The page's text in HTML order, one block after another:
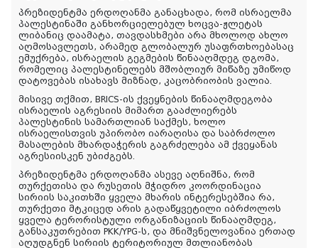
პრეზიდენტმა ერდოღანმა განაცხადა, რომ ისრაელმა
პალესტინაში განხორციელებულ ხოცვა-ჟლეტას
ლიბანიც დაამატა, თავდასხმები არა მხოლოდ ახლო
აღმოსავლეთს, არამედ გლობალურ უსაფრთხოებასაც
ემუქრება, ისრაელის გეგმების წინააღმდეგ დგომა,
რომელიც პალესტინელებს მშობლიურ მიწაზე უმიწოდ
დატოვებას ისახავს მიზნად, კაცობრიობის ვალია.
მისივე თქმით, BRICS-ის ქვეყნების წინააღმდეგობა
ისრაელის აგრესიის მიმართ გააძლიერებს
პალესტინის სამართლიან საქმეს, ხოლო
ისრაელისთვის უპირობო იარაღისა და საბრძოლო
მასალების მხარდაჭერის გაგრძელება ამ ქვეყანას
აგრესიისკენ უბიძგებს.
პრეზიდენტმა ერდოღანმა ასევე აღნიშნა, რომ
თურქეთისა და რუსეთის მჭიდრო კოორდინაცია
სირიის საკითხში ყველა მხარის ინტერესებშია რა,
თურქეთი მტკიცედ არის გადაწყვეტილი იბრძოლოს
ყველა ტერორისტული ორგანიზაციის წინააღმდეგ,
განსაკუთრებით PKK/YPG-ს, და მნიშვნელოვანია ერთად
აღუდგნენ სირიის ტერიტორიულ მთლიანობას